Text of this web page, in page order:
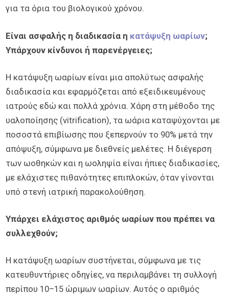
για τα όρια του βιολογικού χρόνου.
Είναι ασφαλής η διαδικασία η κατάψυξη ωαρίων;
Υπάρχουν κίνδυνοι ή παρενέργειες;
Η κατάψυξη ωαρίων είναι μια απολύτως ασφαλής
διαδικασία και εφαρμόζεται από εξειδικευμένους
ιατρούς εδώ και πολλά χρόνια. Χάρη στη μέθοδο της
υαλοποίησης (vitrification), τα ωάρια καταψύχονται με
ποσοστά επιβίωσης που ξεπερνούν το 90% μετά την
απόψυξη, σύμφωνα με διεθνείς μελέτες. Η διέγερση
των ωοθηκών και η ωοληψία είναι ήπιες διαδικασίες,
με ελάχιστες πιθανότητες επιπλοκών, όταν γίνονται
υπό στενή ιατρική παρακολούθηση.
Υπάρχει ελάχιστος αριθμός ωαρίων που πρέπει να
συλλεχθούν;
Η κατάψυξη ωαρίων συστήνεται, σύμφωνα με τις
κατευθυντήριες οδηγίες, να περιλαμβάνει τη συλλογή
περίπου 10–15 ώριμων ωαρίων. Αυτός ο αριθμός